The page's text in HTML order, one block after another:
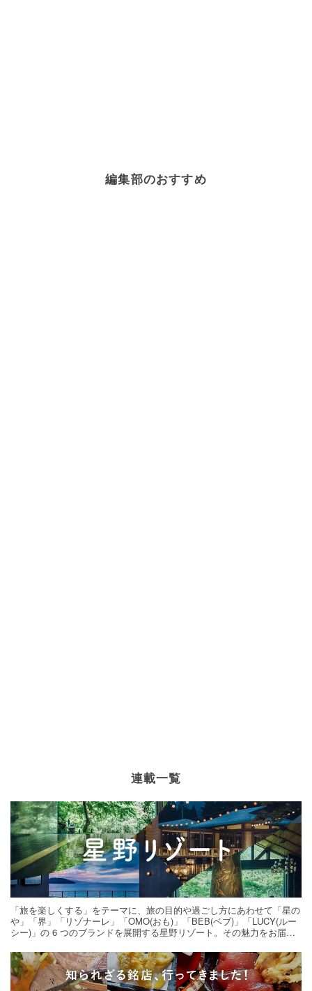
編集部のおすすめ
連載一覧
「旅を楽しくする」をテーマに、旅の目的や過ごし方にあわせて「星の
や」「界」「リゾナーレ」「OMO(おも)」「BEB(ベブ)」「LUCY(ルー
シー)」の 6 つのブランドを展開する星野リゾート。その魅力をお届け